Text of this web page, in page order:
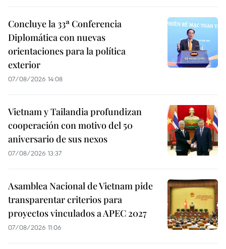
Concluye la 33ª Conferencia
Diplomática con nuevas
orientaciones para la política
exterior
07/08/2026 14:08
Vietnam y Tailandia profundizan
cooperación con motivo del 50
aniversario de sus nexos
07/08/2026 13:37
Asamblea Nacional de Vietnam pide
transparentar criterios para
proyectos vinculados a APEC 2027
07/08/2026 11:06